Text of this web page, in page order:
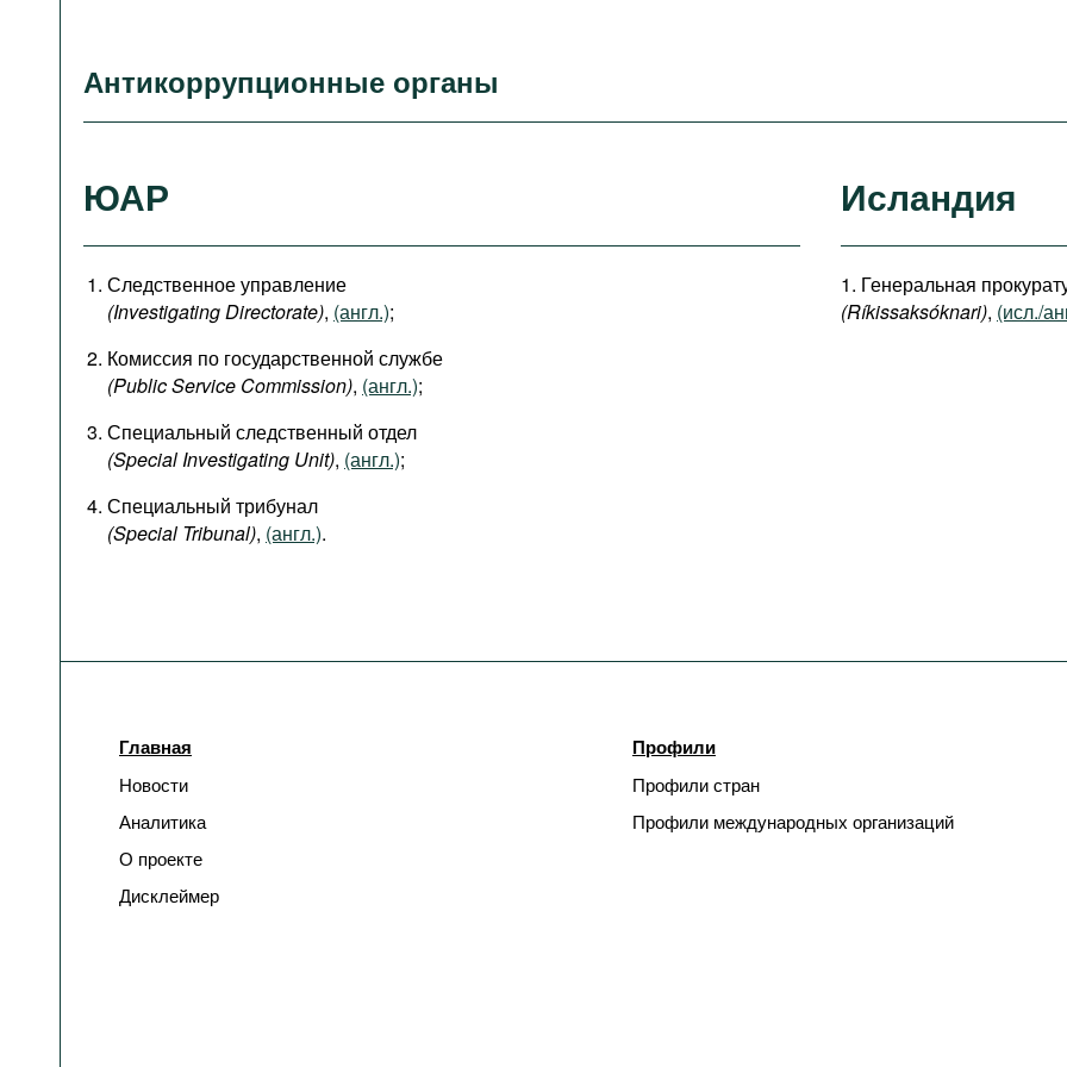
Антикоррупционные органы
ЮАР
Следственное управление
(Investigating Directorate), (англ.);
Комиссия по государственной службе
(Public Service Commission), (англ.);
Специальный следственный отдел
(Special Investigating Unit), (англ.);
Специальный трибунал
(Special Tribunal), (англ.).
Исландия
1. Генеральная
(Ríkissaksóknari), (исл./
Главная
Новости
Аналитика
О проекте
Дисклеймер
Профили
Профили стран
Профили международных организаций